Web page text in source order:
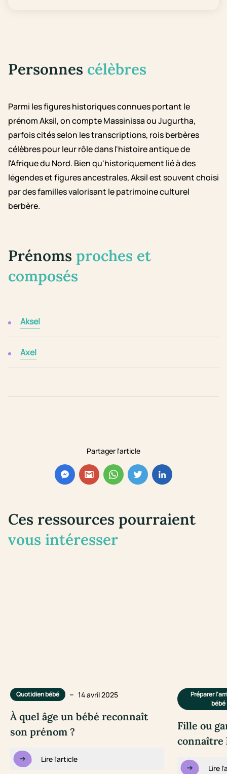
Partager l'article
Personnes célèbres
Parmi les figures historiques connues portant le
prénom Aksil, on compte Massinissa ou Jugurtha,
parfois cités selon les transcriptions, rois berbères
célèbres pour leur rôle dans l'histoire antique de
l'Afrique du Nord. Bien qu'historiquement lié à des
légendes et figures ancestrales, Aksil est souvent choisi
par des familles valorisant le patrimoine culturel
berbère.
Prénoms proches et
composés
Aksel
Axel
Ces ressources pourraient
vous intéresser
Quotidien bébé – 14 avril 2025
À quel âge un bébé reconnaît
son prénom ?
Lire l'article
Préparer
bébé
Fille ou
connaître
Lire